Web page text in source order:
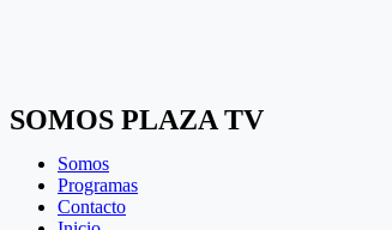
SOMOS PLAZA TV
Somos
Programas
Contacto